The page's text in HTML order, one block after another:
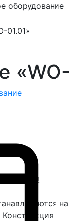
оборудование
«WO-
на